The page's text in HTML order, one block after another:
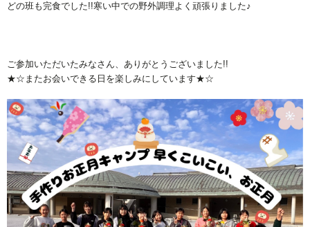
どの班も完食でした!!寒い中での野外調理よく頑張りました♪
ご参加いただいたみなさん、ありがとうございました!!
★☆またお会いできる日を楽しみにしています★☆